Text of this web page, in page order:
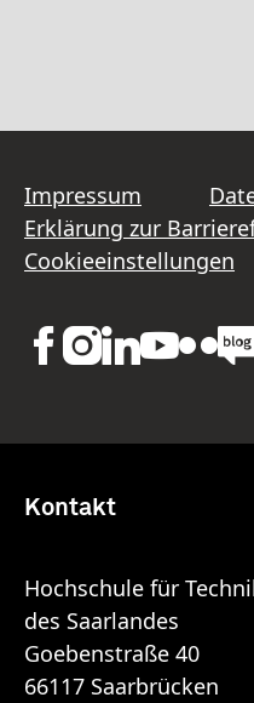
Impressum
Erklärung zur
Cookieeinstellungen
Kontakt
Hochschule für
des Saarlandes
Goebenstraße 40
66117 Saarbrücken